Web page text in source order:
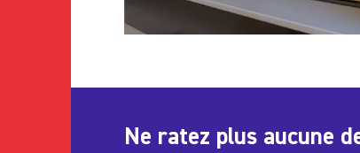
Ne ratez plus aucune